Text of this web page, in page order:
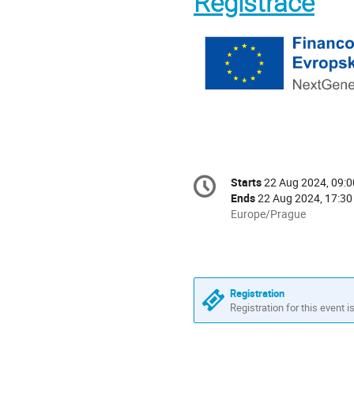
Conference
information
Date/Time
Starts22 Aug 2024,
Ends22 Aug 2024, 17:30
All
Europe/Prague
Europe/Prague
Registration
Registration for this event